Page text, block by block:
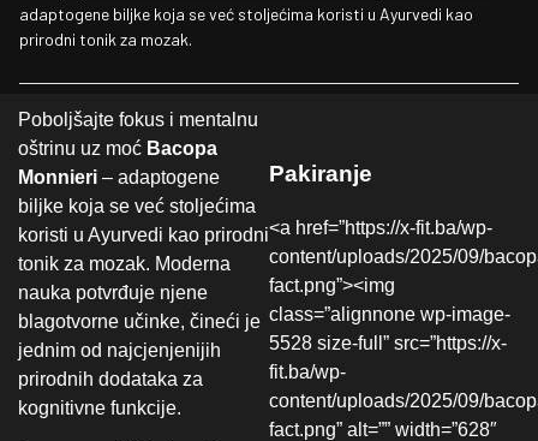
adaptogene biljke koja se već stoljećima koristi u Ayurvedi kao
prirodni tonik za mozak.
Poboljšajte fokus i mentalnu
oštrinu uz moć Bacopa
Monnieri – adaptogene
biljke koja se već stoljećima
koristi u Ayurvedi kao prirodni
tonik za mozak. Moderna
nauka potvrđuje njene
blagotvorne učinke, čineći je
jednim od najcjenjenijih
prirodnih dodataka za
kognitivne funkcije.
Pakiranje
<a href=”https://x-fit.ba/wp-
content/uploads/2025/09/
fact.png”><img
class=”alignnone wp-image-
5528 size-full” src=”https://x-
fit.ba/wp-
content/uploads/2025/09/
fact.png” alt=”” width=”628″